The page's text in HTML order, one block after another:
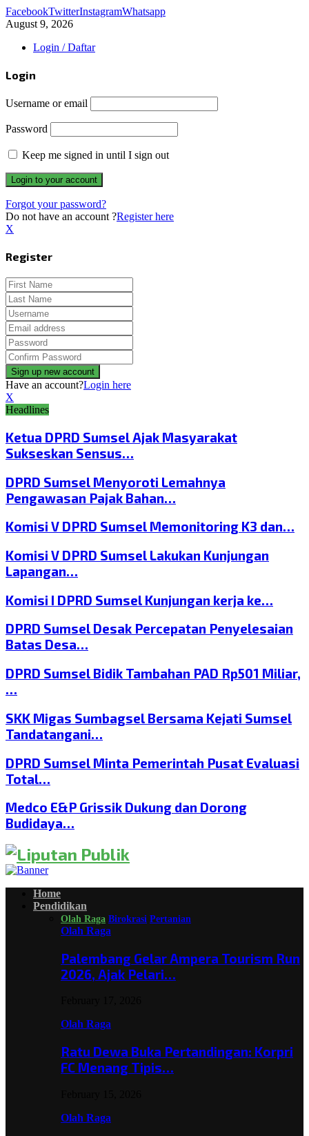
FacebookTwitterInstagramWhatsapp
August 9, 2026
Login / Daftar
Login
Username or email
Password
Keep me signed in until I sign out
Forgot your password?
Do not have an account ?Register here
X
Register
Have an account?Login here
X
Headlines
Ketua DPRD Sumsel Ajak Masyarakat
Sukseskan Sensus…
DPRD Sumsel Menyoroti Lemahnya
Pengawasan Pajak Bahan…
Komisi V DPRD Sumsel Memonitoring K3 dan…
Komisi V DPRD Sumsel Lakukan Kunjungan
Lapangan…
Komisi I DPRD Sumsel Kunjungan kerja ke…
DPRD Sumsel Desak Percepatan Penyelesaian
Batas Desa…
DPRD Sumsel Bidik Tambahan PAD Rp501 Miliar,
…
SKK Migas Sumbagsel Bersama Kejati Sumsel
Tandatangani…
DPRD Sumsel Minta Pemerintah Pusat Evaluasi
Total…
Medco E&P Grissik Dukung dan Dorong
Budidaya…
Home
Pendidikan
Olah Raga Birokrasi Pertanian
Olah Raga
Palembang Gelar Ampera Tourism Run
2026, Ajak Pelari…
Olah Raga
Ratu Dewa Buka Pertandingan: Korpri
FC Menang Tipis…
Olah Raga